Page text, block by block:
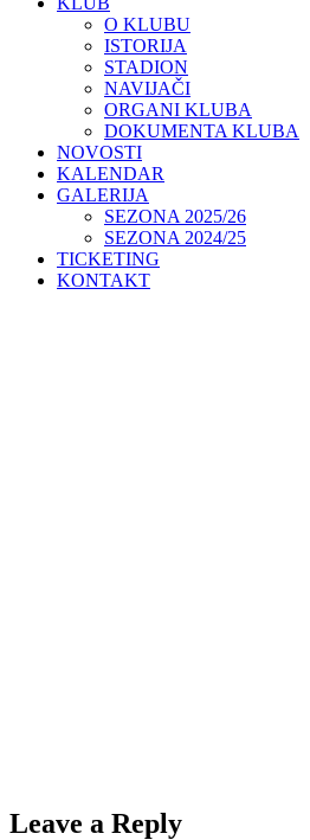
O KLUBU
ISTORIJA
STADION
NAVIJAČI
ORGANI KLUBA
DOKUMENTA KLUBA
NOVOSTI
KALENDAR
GALERIJA
SEZONA 2025/26
SEZONA 2024/25
TICKETING
KONTAKT
Leave a Reply